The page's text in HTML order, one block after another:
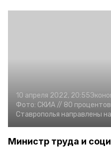
10 апреля 2022, 20:55
Фото: СКИА // 80
Ставрополья направлены
Министр труда и